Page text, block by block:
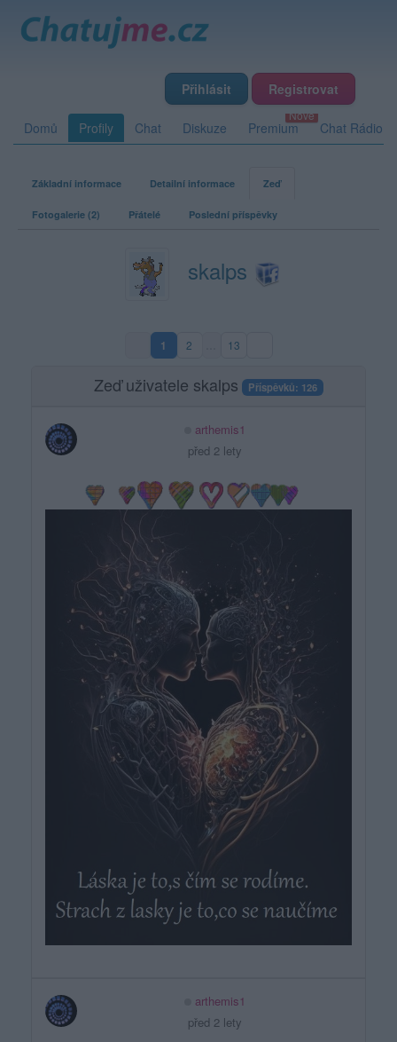
Přihlásit Registrovat
Domů Profily Chat Diskuze Premium Chat Rádio
Základní informace Detailní informace Zeď
Fotogalerie (2) Přátelé Poslední příspěvky
skalps
1(aktuální strana)
2 13
Zeď uživatele skalps Příspěvků: 126
arthemis1
před 2 lety
arthemis1
před 2 lety